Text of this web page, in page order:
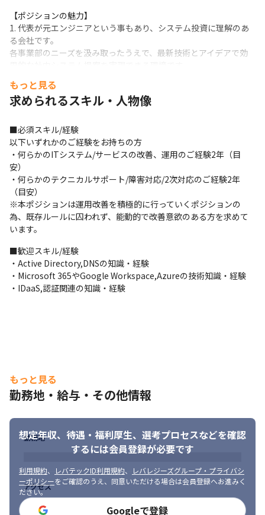
【ポジションの魅力】
1. 代表が元エンジニアという事もあり、システム投資に理解のあ
る会社です。
各事業部のニーズを汲み取ったうえで、最新技術とアイデアで効
テムを通じて新しい課題にどんどんチャレンジできる環境があり
ます。
ていただける方を、ぜひお招きしたいと思っております。
将来的には、会社拡大に伴い組織化の推進や更に上のポジション
にチャレンジ頂けます。
【組織構成】（2023年6月時点）
情報システム部
└東京（業務系システム）：7名
└東京（ITインフラ・IaaS・機器管理）：10名
└大阪（ITインフラ・IaaS・機器管理）：6名
└大阪（クラウド＆セキュリティ）：5名
もっと見る
求められるスキル・人物像
■必須スキル/経験
以下いずれかのご経験をお持ちの方
・何らかのITシステム/サービスの改善、運用のご経験2年（目
安）
・何らかのテクニカルサポート/障害対応/2次対応のご経験2年
（目安）
※本ポジションは運用改善を積極的に行っていくポジションの
為、既存ルールに囚われず、能動的で改善意欲のある方を求めて
います。
■歓迎スキル/経験
・Active Directory,DNSの知識・経験
・Microsoft 365やGoogle Workspace,Azureの技術知識・経験
・IDaaS,認証関連の知識・経験
もっと見る
勤務地・給与・その他情報
想定年収、待遇・福利厚生、 選考プロセスなどを確認
するには会員登録が必要です
利用規約、 レバテックID利用規約、
レバレジーズグループ・プライバシ
ーポリシーをご確認のうえ、同意いただける場合は会員登録へお進みく
ださい。
Googleで登録
勤務地
アクセス